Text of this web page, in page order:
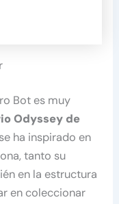
Bot es muy
Odyssey de
ha inspirado en
tanto su
en la estructura
en coleccionar